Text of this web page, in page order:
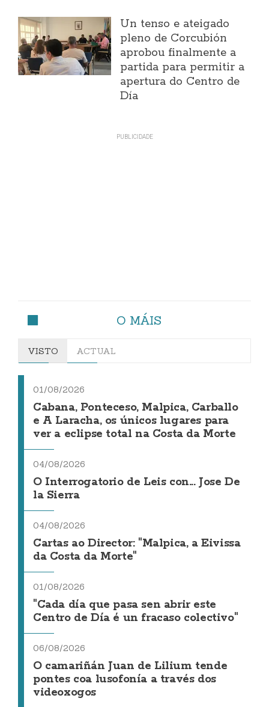
Un tenso e ateigado
pleno de Corcubión
aprobou finalmente a
partida para permitir a
apertura do Centro de
Día
O MÁIS
VISTO ACTUAL
01/08/2026
Cabana, Ponteceso, Malpica, Carballo
e A Laracha, os únicos lugares para
ver a eclipse total na Costa da Morte
04/08/2026
O Interrogatorio de Leis con... Jose De
la Sierra
04/08/2026
Cartas ao Director: "Malpica, a Eivissa
da Costa da Morte"
01/08/2026
"Cada día que pasa sen abrir este
Centro de Día é un fracaso colectivo"
06/08/2026
O camariñán Juan de Lilium tende
pontes coa lusofonía a través dos
videoxogos